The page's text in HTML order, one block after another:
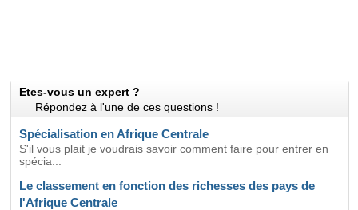
Etes-vous un expert ?
Répondez à l'une de ces questions !
Spécialisation en Afrique Centrale
S'il vous plait je voudrais savoir comment faire pour entrer en
spécia...
Le classement en fonction des richesses des pays de
l'Afrique Centrale